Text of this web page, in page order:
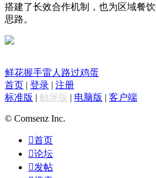
搭建了长效合作机制，也为区域餐
思路。
鲜花握手雷人 路过鸡蛋
首页 | 登录 | 注册
标准版 | 触屏版 | 电脑版 | 客户端
© Comsenz Inc.
首页
论坛
发帖